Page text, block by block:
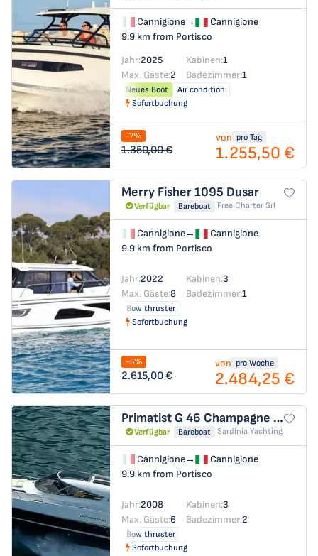
Cannigione→
Cannigione
9.9 km from Portisco
Jahr:2025 Kabinen:1
Max. Gäste:2 Badezimmer:1
Neues Boot
Air condition
Sofortbuchung
-7%
1.350,00 €
von pro Tag
1.255,50 €
Merry Fisher 1095 Dusar
Verfügbar Bareboat Free Charter Srl
Cannigione→
Cannigione
9.9 km from Portisco
Jahr:2022 Kabinen:3
Max. Gäste:8 Badezimmer:1
Bow thruster
Sofortbuchung
-5%
2.615,00 €
von pro Woche
2.484,25 €
Primatist G 46 Champagne Three
Verfügbar Bareboat Sardinia Yachting
Cannigione→
Cannigione
9.9 km from Portisco
Jahr:2008 Kabinen:3
Max. Gäste:6 Badezimmer:2
Bow thruster
Sofortbuchung